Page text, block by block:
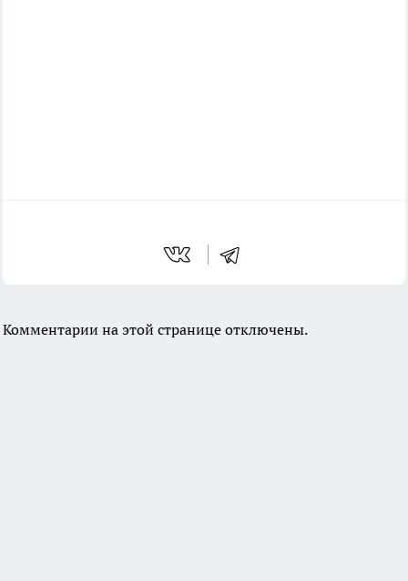
Комментарии на этой странице отключены.